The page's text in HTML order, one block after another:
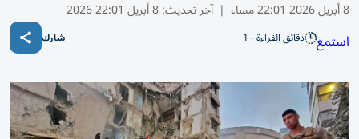
8 أبريل 2026 22:01 مساء | آخر تحديث:8 أبريل 22:01 2026
استمع دقائق القراءة - 1 شارك